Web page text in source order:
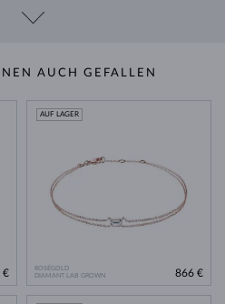
AUCH GEFALLEN
€
ROSÉGOLD
DIAMANT LAB GROWN
AUF LAGER
866 €